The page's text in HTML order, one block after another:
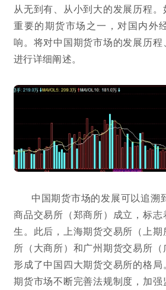
从无到有、从小到大的发展历程
重要的期货市场之一，对国内外
响。将对中国期货市场的发展历
进行详细阐述。
中国期货市场的发展可以追溯
商品交易所（郑商所）成立，标
生。此后，上海期货交易所（上
所（大商所）和广州期货交易所（
形成了中国四大期货交易所的格
期货市场不断完善法规制度，加